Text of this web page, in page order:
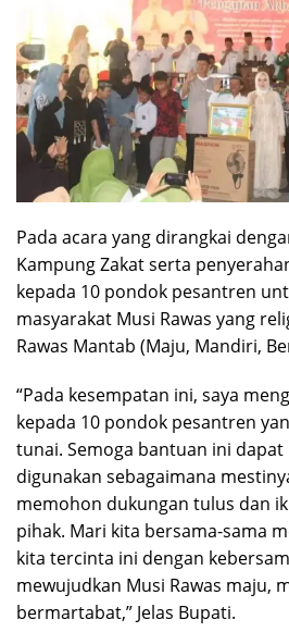
Pada acara yang dirangkai
Kampung Zakat serta
kepada 10 pondok pesantren
masyarakat Musi Rawas yang
Rawas Mantab (Maju, Mandiri,
“Pada kesempatan ini, saya
kepada 10 pondok pesantren
tunai. Semoga bantuan ini
digunakan sebagaimana
memohon dukungan tulus dan
pihak. Mari kita bersama-sama
kita tercinta ini dengan
mewujudkan Musi Rawas maju,
bermartabat,” Jelas Bupati.